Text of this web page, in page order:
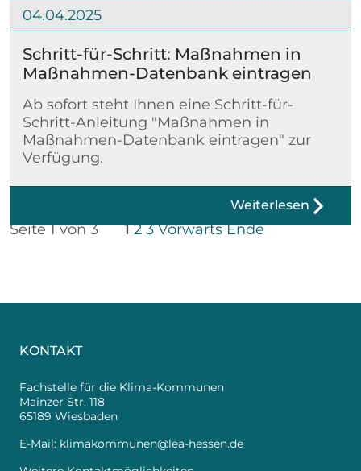
04.04.2025
Schritt-für-Schritt: Maßnahmen in
Maßnahmen-Datenbank eintragen
Ab sofort steht Ihnen eine Schritt-für-
Schritt-Anleitung "Maßnahmen in
Maßnahmen-Datenbank eintragen" zur
Verfügung.
Weiterlesen
Seite 1 von 3 1 2 3 Vorwärts Ende
KONTAKT
Fachstelle für die Klima-Kommunen
Mainzer Str. 118
65189 Wiesbaden
E-Mail: klimakommunen@lea-hessen.de